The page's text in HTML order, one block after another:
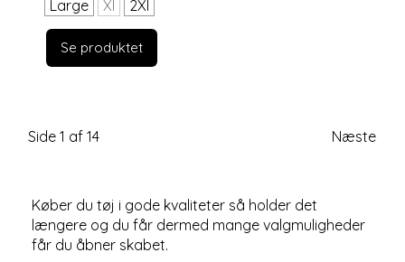
Large
Xl 2Xl
Se produktet
Side 1 af 14 Næste
Køber du tøj i gode kvaliteter så holder det
længere og du får dermed mange valgmuligheder
får du åbner skabet.